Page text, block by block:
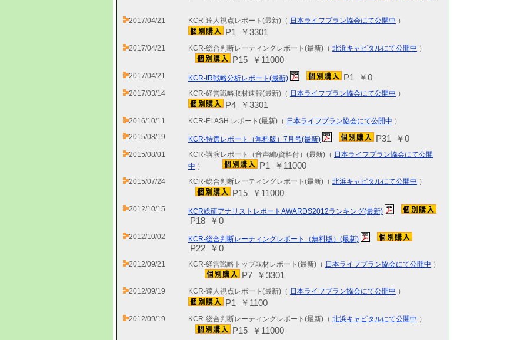
2017/04/21 KCR-達人視点レポート(最新)（ 日本ライフプラン協会にて公開中 ）
P1 ￥3301
2017/04/21 KCR-総合判断レーティングレポート(最新)（ 北浜キャピタルにて公開中 ）
P15 ￥11000
2017/04/21 KCR-IR戦略分析レポート(最新) P1 ￥0
2017/03/14 KCR-経営戦略取材速報(最新)（ 日本ライフプラン協会にて公開中 ）
P4 ￥3301
2016/10/11 KCR-FLASH レポート(最新)（ 日本ライフプラン協会にて公開中 ）
2015/08/19
KCR-特選レポート（無料版）7月号(最新) P31 ￥0
2015/08/01 KCR-講演レポート（音声編/資料付）(最新)（ 日本ライフプラン協会にて公開
中 ） P1 ￥11000
2015/07/24 KCR-総合判断レーティングレポート(最新)（ 北浜キャピタルにて公開中 ）
P15 ￥11000
2012/10/15 KCR総研アナリストレポートAWARDS2012ランキング(最新)
P18 ￥0
2012/10/02 KCR-総合判断レーティングレポート（無料版）(最新)
P22 ￥0
2012/09/21 KCR-経営戦略トップ取材レポート(最新)（ 日本ライフプラン協会にて公開中 ）
P7 ￥3301
2012/09/19 KCR-達人視点レポート(最新)（ 日本ライフプラン協会にて公開中 ）
P1 ￥1100
2012/09/19 KCR-総合判断レーティングレポート(最新)（ 北浜キャピタルにて公開中 ）
P15 ￥11000